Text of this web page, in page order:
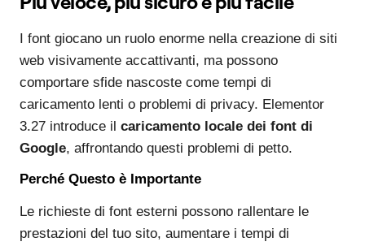
I font giocano un ruolo enorme nella creazione di siti
web visivamente accattivanti, ma possono
comportare sfide nascoste come tempi di
caricamento lenti o problemi di privacy. Elementor
3.27 introduce il caricamento locale dei font di
Google, affrontando questi problemi di petto.
Perché Questo è Importante
Le richieste di font esterni possono rallentare le
prestazioni del tuo sito, aumentare i tempi di